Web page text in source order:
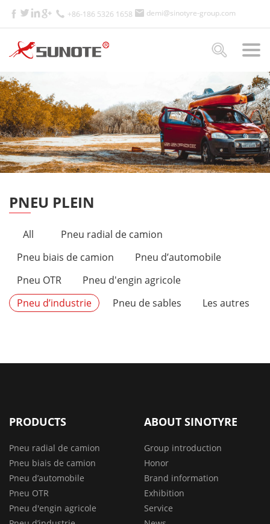
+86-186 5326 1658 demi@sinotyre-group.com
PNEU PLEIN
All
Pneu radial de camion
Pneu biais de camion
Pneu d’automobile
Pneu OTR
Pneu d'engin agricole
Pneu d’industrie
Pneu de sables Les autres
PRODUCTS
Pneu radial de camion
Pneu biais de camion
Pneu d’automobile
Pneu OTR
Pneu d'engin agricole
ABOUT SINOTYRE
Group introduction
Honor
Brand information
Exhibition
Service